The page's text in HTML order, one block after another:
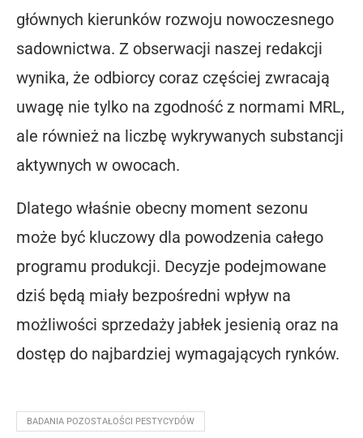
głównych kierunków rozwoju nowoczesnego
sadownictwa. Z obserwacji naszej redakcji
wynika, że odbiorcy coraz częściej zwracają
uwagę nie tylko na zgodność z normami MRL,
ale również na liczbę wykrywanych substancji
aktywnych w owocach.
Dlatego właśnie obecny moment sezonu
może być kluczowy dla powodzenia całego
programu produkcji. Decyzje podejmowane
dziś będą miały bezpośredni wpływ na
możliwości sprzedaży jabłek jesienią oraz na
dostęp do najbardziej wymagających rynków.
BADANIA POZOSTAŁOŚCI PESTYCYDÓW